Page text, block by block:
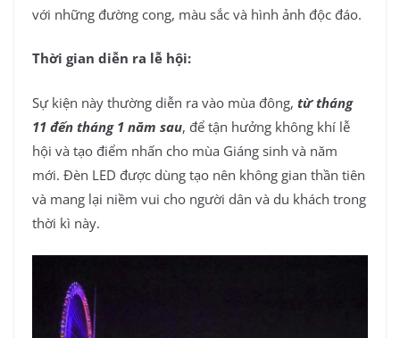
với những đường cong, màu sắc và hình ảnh độc đáo.
Thời gian diễn ra lễ hội:
Sự kiện này thường diễn ra vào mùa đông, từ tháng
11 đến tháng 1 năm sau, để tận hưởng không khí lễ
hội và tạo điểm nhấn cho mùa Giáng sinh và năm
mới. Đèn LED được dùng tạo nên không gian thần tiên
và mang lại niềm vui cho người dân và du khách trong
thời kì này.